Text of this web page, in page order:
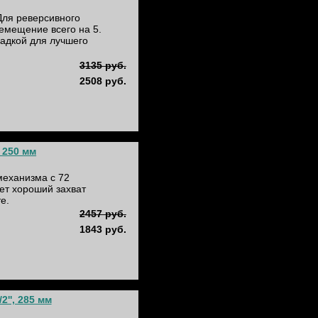
реверсивного
всего на 5.
для лучшего
3135 руб.
2508 руб.
250 мм
с 72
хороший захват
2457 руб.
1843 руб.
285 мм